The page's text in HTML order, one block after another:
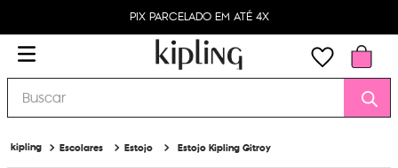
PIX PARCELADO EM ATÉ 4X
Buscar
Escolares Estojo Estojo Kipling Gitroy